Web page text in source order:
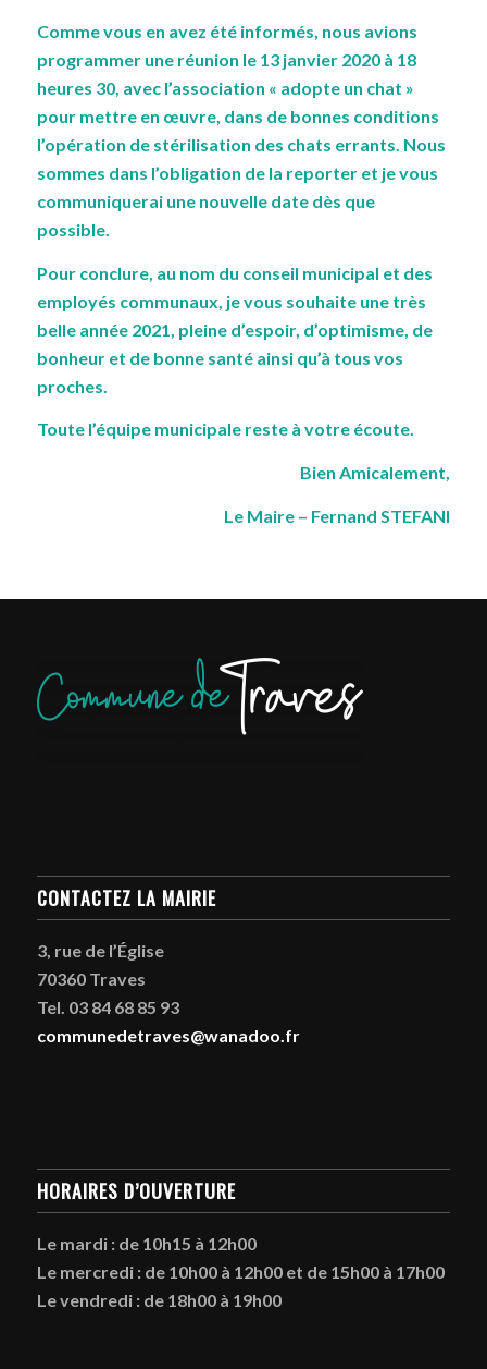
Comme vous en avez été informés, nous avions
programmer une réunion le 13 janvier 2020 à 18
heures 30, avec l’association « adopte un chat »
pour mettre en œuvre, dans de bonnes conditions
l’opération de stérilisation des chats errants. Nous
sommes dans l’obligation de la reporter et je vous
communiquerai une nouvelle date dès que
possible.
Pour conclure, au nom du conseil municipal et des
employés communaux, je vous souhaite une très
belle année 2021, pleine d’espoir, d’optimisme, de
bonheur et de bonne santé ainsi qu’à tous vos
proches.
Toute l’équipe municipale reste à votre écoute.
Bien Amicalement,
Le Maire – Fernand STEFANI
CONTACTEZ LA MAIRIE
3, rue de l’Église
70360 Traves
Tel. 03 84 68 85 93
communedetraves@wanadoo.fr
HORAIRES D’OUVERTURE
Le mardi : de 10h15 à 12h00
Le mercredi : de 10h00 à 12h00 et de 15h00 à 17h00
Le vendredi : de 18h00 à 19h00